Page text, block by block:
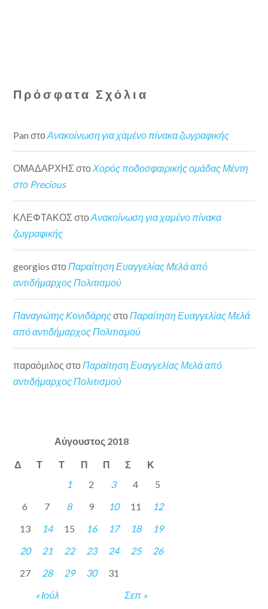
Πρόσφατα Σχόλια
Pan στοΑνακοίνωση για χαμένο πίνακα ζωγραφικής
ΟΜΑΔΑΡΧΗΣ στοΧορός ποδοσφαιρικής ομάδας Μέντη
στο Precious
ΚΛΕΦΤΑΚΟΣ στοΑνακοίνωση για χαμένο πίνακα
ζωγραφικής
georgios στοΠαραίτηση Ευαγγελίας Μελά από
αντιδήμαρχος Πολιτισμού
Παναγιώτης ΚονιδάρηςστοΠαραίτηση Ευαγγελίας Μελά
από αντιδήμαρχος Πολιτισμού
παραόμιλος στο Παραίτηση Ευαγγελίας Μελά από
αντιδήμαρχος Πολιτισμού
Αύγουστος 2018
Δ Τ Τ Π Π Σ Κ
« Ιούλ Σεπ »
1 2 3 4
5
6
7 8 9 10 11
12
13
14 15 16 17 18
19
20
21 22 23 24 25
26
27
28 29 30 31